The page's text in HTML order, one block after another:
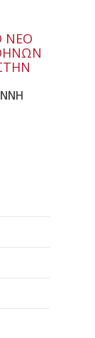
ΝΕΟ